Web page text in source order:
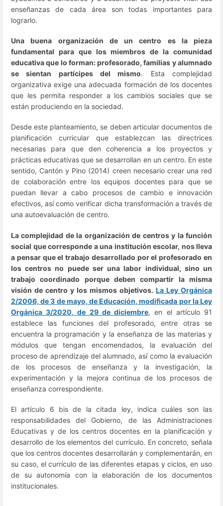
enseñanzas de cada área son todas importantes para
lograrlo.
Una buena organización de un centro es la pieza
fundamental para que los miembros de la comunidad
educativa que lo forman: profesorado, familias y alumnado
se sientan partícipes del mismo. Esta complejidad
organizativa exige una adecuada formación de los docentes
que les permita responder a los cambios sociales que se
están produciendo en la sociedad.
Desde este planteamiento, se deben articular documentos de
planificación curricular que establezcan las directrices
necesarias para que den coherencia a los proyectos y
prácticas educativas que se desarrollan en un centro. En este
sentido, Cantón y Pino (2014) creen necesario crear una red
de colaboración entre los equipos docentes para que se
puedan llevar a cabo procesos de cambio e innovación
efectivos, así como verificar dicha transformación a través de
una autoevaluación de centro.
La complejidad de la organización de centros y la función
social que corresponde a una institución escolar, nos lleva
a pensar que el trabajo desarrollado por el profesorado en
los centros no puede ser una labor individual, sino un
trabajo coordinado porque deben compartir la misma
visión de centro y los mismos objetivos. La Ley Orgánica
2/2006, de 3 de mayo, de Educación, modificada por la Ley
Orgánica 3/2020, de 29 de diciembre, en el artículo 91
establece las funciones del profesorado, entre otras se
encuentra la programación y la enseñanza de las materias y
módulos que tengan encomendados, la evaluación del
proceso de aprendizaje del alumnado, así como la evaluación
de los procesos de enseñanza y la investigación, la
experimentación y la mejora continua de los procesos de
enseñanza correspondiente.
El artículo 6 bis de la citada ley, indica cuáles son las
responsabilidades del Gobierno, de las Administraciones
Educativas y de los centros docentes en la planificación y
desarrollo de los elementos del currículo. En concreto, señala
que los centros docentes desarrollarán y complementarán, en
su caso, el currículo de las diferentes etapas y ciclos, en uso
de su autonomía con la elaboración de los documentos
institucionales.